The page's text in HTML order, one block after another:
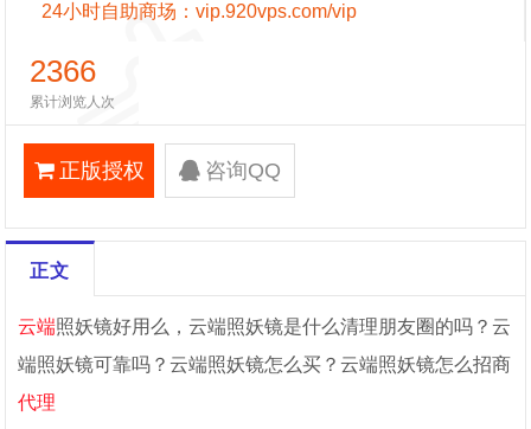
24小时自助商场：vip.920vps.com/vip
2366
累计浏览人次
正版授权 咨询QQ
正文
云端照妖镜好用么，云端照妖镜是什么清理朋友圈的吗？云
端照妖镜可靠吗？云端照妖镜怎么买？云端照妖镜怎么招商
代理